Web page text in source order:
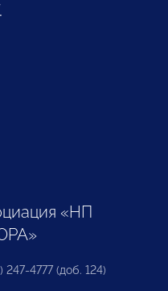
«НП
247-4777 (доб. 124)